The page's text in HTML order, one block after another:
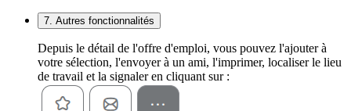
7. Autres fonctionnalités
Depuis le détail de l'offre d'emploi, vous pouvez l'ajouter à
votre sélection, l'envoyer à un ami, l'imprimer, localiser le lieu
de travail et la signaler en cliquant sur :